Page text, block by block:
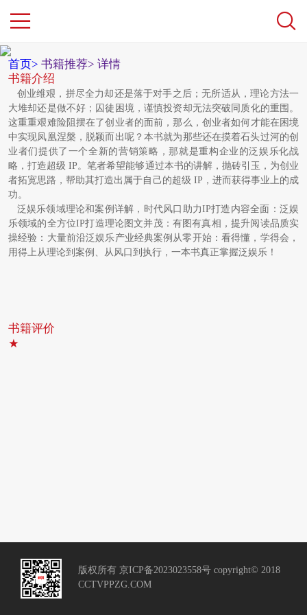
首页> 书籍推荐> 详情
书籍介绍
创业维艰，拼尽全力却还是落于对手之后；无所适从，理论方法一
大堆却还是做不好；囚徒困境，谨慎投资却无法突破同质化的重围。
这重重艰难险阻摆在了创业者的面前，那么，创业者如何才能在困境
中实现凤凰涅槃， 脱颖而出呢？本书就为那些还在摸着石头过河的创
业者们提供了一个全新的营销策略，那就是重构企业的泛娱乐化战
略，打造超级 IP。笔者希望能够通过本书的讲解，抛砖引玉，为创业
者拓宽思路，帮助其打造出属于自己的超级 IP，进而获得事业上的成
功。
泛娱乐领域理论和案例详解，时代风口助力IP打造内容全面：泛娱
乐领域的全方位IP打造理论图文并茂：有图有真相，提升阅读品质实
操经验：大量前沿泛娱乐产业经典案例从零开始：看得懂，学得会，
用得上从理论到案例、从风口到执行，一本书真正掌握泛娱乐！
书籍评价
版权所有 京ICP备2023023558号 copyright© 2018
CCTVPPZG.COM